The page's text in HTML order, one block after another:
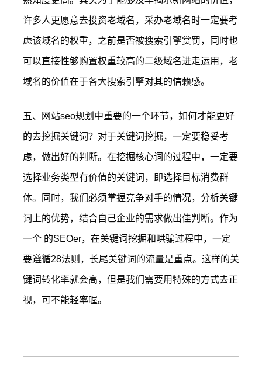
许多人更愿意去投资老域名，采办老域名时一定要考
虑该域名的权重，之前是否被搜索引擎赏罚，同时也
可以直接性够购置权重较高的二级域名进走运用，老
域名的价值在于各大搜索引擎对其的信赖感。
五、网站seo规划中重要的一个环节，如何才能更好
的去挖掘关键词？对于关键词挖掘，一定要稳妥考
虑，做出好的判断。在挖掘核心词的过程中，一定要
选择业务类型有价值的关键词，即选择目标消费群
体。同时，我们必须掌握竞争对手的情况，分析关键
词上的优势，结合自己企业的需求做出佳判断。作为
一个 的SEOer，在关键词挖掘和哄骗过程中，一定
要遵循28法则，长尾关键词的流量是重点。这样的关
键词转化率就会高，但是我们需要用特殊的方式去正
视，可不能轻率喔。